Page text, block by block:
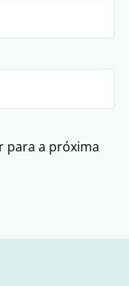
para a próxima